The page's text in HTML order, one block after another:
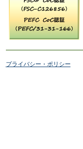
プライバシー・ポリシー